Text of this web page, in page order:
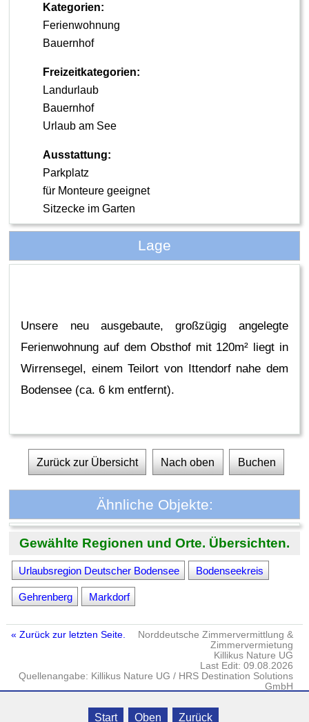
Kategorien:
Ferienwohnung
Bauernhof
Freizeitkategorien:
Landurlaub
Bauernhof
Urlaub am See
Ausstattung:
Parkplatz
für Monteure geeignet
Sitzecke im Garten
Lage
Unsere neu ausgebaute, großzügig angelegte
Ferienwohnung auf dem Obsthof mit 120m² liegt in
Wirrensegel, einem Teilort von Ittendorf nahe dem
Bodensee (ca. 6 km entfernt).
Zurück zur Übersicht Nach oben Buchen
Ähnliche Objekte:
Gewählte Regionen und Orte. Übersichten.
Urlaubsregion Deutscher Bodensee Bodenseekreis
Gehrenberg Markdorf
« Zurück zur letzten Seite.
Norddeutsche Zimmervermittlung &
Zimmervermietung
Killikus Nature UG
Last Edit: 09.08.2026
Quellenangabe: Killikus Nature UG / HRS Destination Solutions
GmbH
DATENSCHUTZ· © Killikus® Nature UG · Gielow · Fritz-
Reuter-Str. 18
Start Oben Zurück